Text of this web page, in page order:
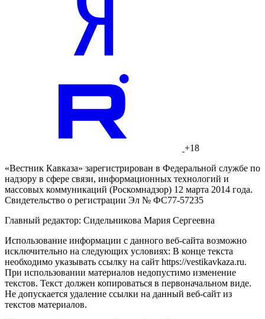
+18
«Вестник Кавказа» зарегистрирован в Федеральной службе по
надзору в сфере связи, информационных технологий и
массовых коммуникаций (Роскомнадзор) 12 марта 2014 года.
Свидетельство о регистрации Эл № ФС77-57235
Главный редактор: Сидельникова Мария Сергеевна
Использование информации с данного веб-сайта возможно
исключительно на следующих условиях: В конце текста
необходимо указывать ссылку на сайт https://vestikavkaza.ru.
При использовании материалов недопустимо изменение
текстов. Текст должен копироваться в первоначальном виде.
Не допускается удаление ссылки на данный веб-сайт из
текстов материалов.